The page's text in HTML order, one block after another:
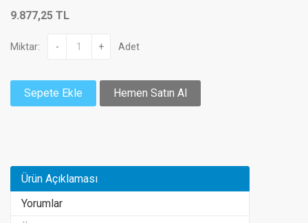
9.877,25 TL
Miktar: - + Adet
Sepete Ekle Hemen Satın Al
Ürün Açıklaması
Yorumlar